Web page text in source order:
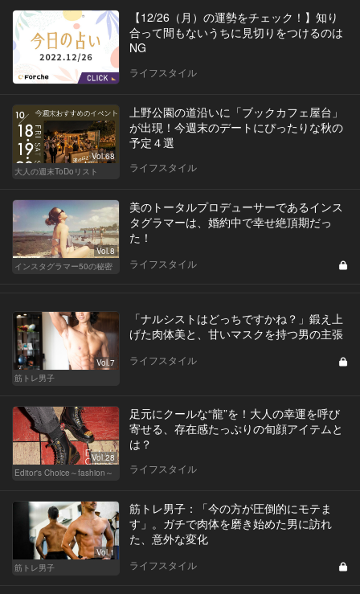
【12/26（月）の運勢をチェック！】知り
合って間もないうちに見切りをつけるのは
NG
ライフスタイル
Vol.68
大人の週末ToDoリスト
上野公園の道沿いに「ブックカフェ屋台」
が出現！今週末のデートにぴったりな秋の
予定４選
ライフスタイル
Vol.8
インスタグラマー50の秘密
美のトータルプロデューサーであるインス
タグラマーは、婚約中で幸せ絶頂期だっ
た！
ライフスタイル
Vol.7
筋トレ男子
「ナルシストはどっちですかね？」鍛え上
げた肉体美と、甘いマスクを持つ男の主張
ライフスタイル
Vol.28
Editor's Choice～fashion～
足元にクールな“龍”を！大人の幸運を呼び
寄せる、存在感たっぷりの旬顔アイテムと
は？
ライフスタイル
Vol.1
筋トレ男子
筋トレ男子：「今の方が圧倒的にモテま
す」。ガチで肉体を磨き始めた男に訪れ
た、意外な変化
ライフスタイル